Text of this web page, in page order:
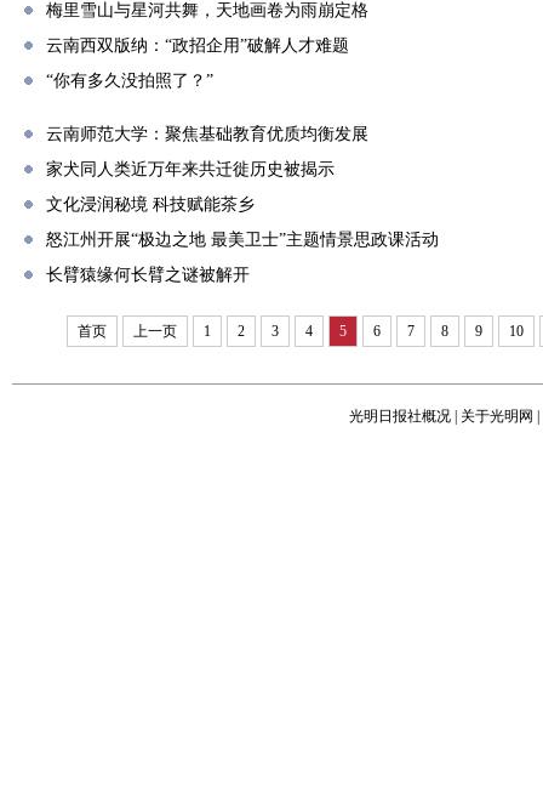
梅里雪山与星河共舞，天地画卷为雨崩定格
云南西双版纳：“政招企用”破解人才难题
“你有多久没拍照了？”
云南师范大学：聚焦基础教育优质均衡发展
家犬同人类近万年来共迁徙历史被揭示
文化浸润秘境 科技赋能茶乡
怒江州开展“极边之地 最美卫士”主题情景思政课活动
长臂猿缘何长臂之谜被解开
首页 上一页 1 2 3 4 5 6 7 8 9 10
光明日报社概况 关于光明网